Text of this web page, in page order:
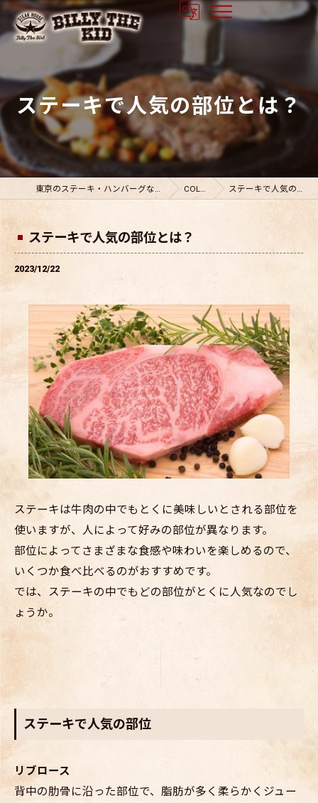
ステーキで人気の部位とは？
東京のステーキ・ハンバーグならビリーザキット COLUMN ステーキで人気の部位とは？
ステーキで人気の部位とは？
2023/12/22
ステーキは牛肉の中でもとくに美味しいとされる部位を
使いますが、人によって好みの部位が異なります。
部位によってさまざまな食感や味わいを楽しめるので、
いくつか食べ比べるのがおすすめです。
では、ステーキの中でもどの部位がとくに人気なのでし
ょうか。
ステーキで人気の部位
リブロース
背中の肋骨に沿った部位で、脂肪が多く柔らかくジュー